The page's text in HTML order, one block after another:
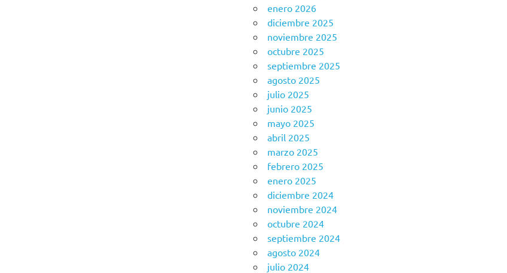
enero 2026
diciembre 2025
noviembre 2025
octubre 2025
septiembre 2025
agosto 2025
julio 2025
junio 2025
mayo 2025
abril 2025
marzo 2025
febrero 2025
enero 2025
diciembre 2024
noviembre 2024
octubre 2024
septiembre 2024
agosto 2024
julio 2024